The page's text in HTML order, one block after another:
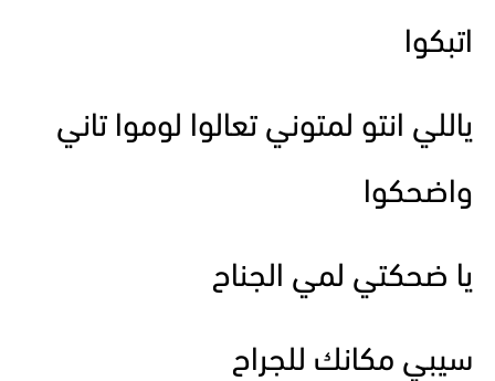
اتبكوا
ياللي انتو لمتوني تعالوا لوموا تاني
واضحكوا
يا ضحكتي لمي الجناح
سيبي مكانك للجراح